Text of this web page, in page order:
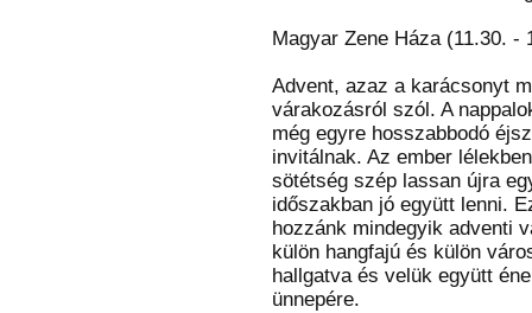
Magyar Zene Háza (11.30. -
Advent, azaz a karácsonyt
várakozásról szól. A
még egyre hosszabbodó
invitálnak. Az ember
sötétség szép lassan újra
időszakban jó együtt lenni.
hozzánk mindegyik adventi
külön hangfajú és külön
hallgatva és velük együtt
ünnepére.